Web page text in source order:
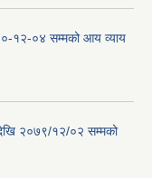
१२-०४ सम्मको आय व्याय
२०७९/१२/०२ सम्मको